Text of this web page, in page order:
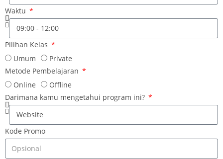
Waktu
Pilihan Kelas
Umum
Private
Metode Pembelajaran
Online
Offline
Darimana kamu mengetahui program ini?
Kode Promo